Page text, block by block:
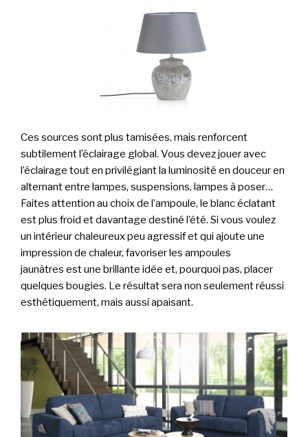
Ces sources sont plus tamisées, mais renforcent
subtilement l’éclairage global. Vous devez jouer avec
l’éclairage tout en privilégiant la luminosité en douceur en
alternant entre lampes, suspensions, lampes à poser…
Faites attention au choix de l’ampoule, le blanc éclatant
est plus froid et davantage destiné l’été. Si vous voulez
un intérieur chaleureux peu agressif et qui ajoute une
impression de chaleur, favoriser les ampoules
jaunâtres est une brillante idée et, pourquoi pas, placer
quelques bougies. Le résultat sera non seulement réussi
esthétiquement, mais aussi apaisant.